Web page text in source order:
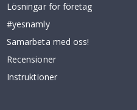
Lösningar för företag
#yesnamly
Samarbeta med oss!
Recensioner
Instruktioner